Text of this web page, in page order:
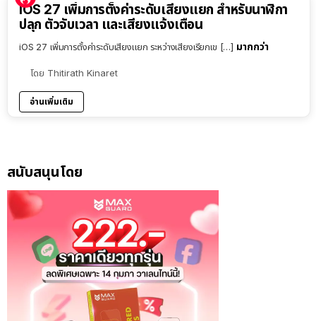
iOS 27 เพิ่มการตั้งค่าระดับเสียงแยก สำหรับนาฬิกา
ปลุก ตัวจับเวลา และเสียงแจ้งเตือน
iOS 27 เพิ่มการตั้งค่าระดับเสียงแยก ระหว่างเสียงเรียกเข […] มากกว่า
โดย Thitirath Kinaret
อ่านเพิ่มเติม
สนับสนุนโดย